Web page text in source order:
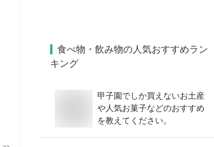
食べ物・飲み物の人気おすすめラン
キング
甲子園でしか買えないお土産
や人気お菓子などのおすすめ
を教えてください。